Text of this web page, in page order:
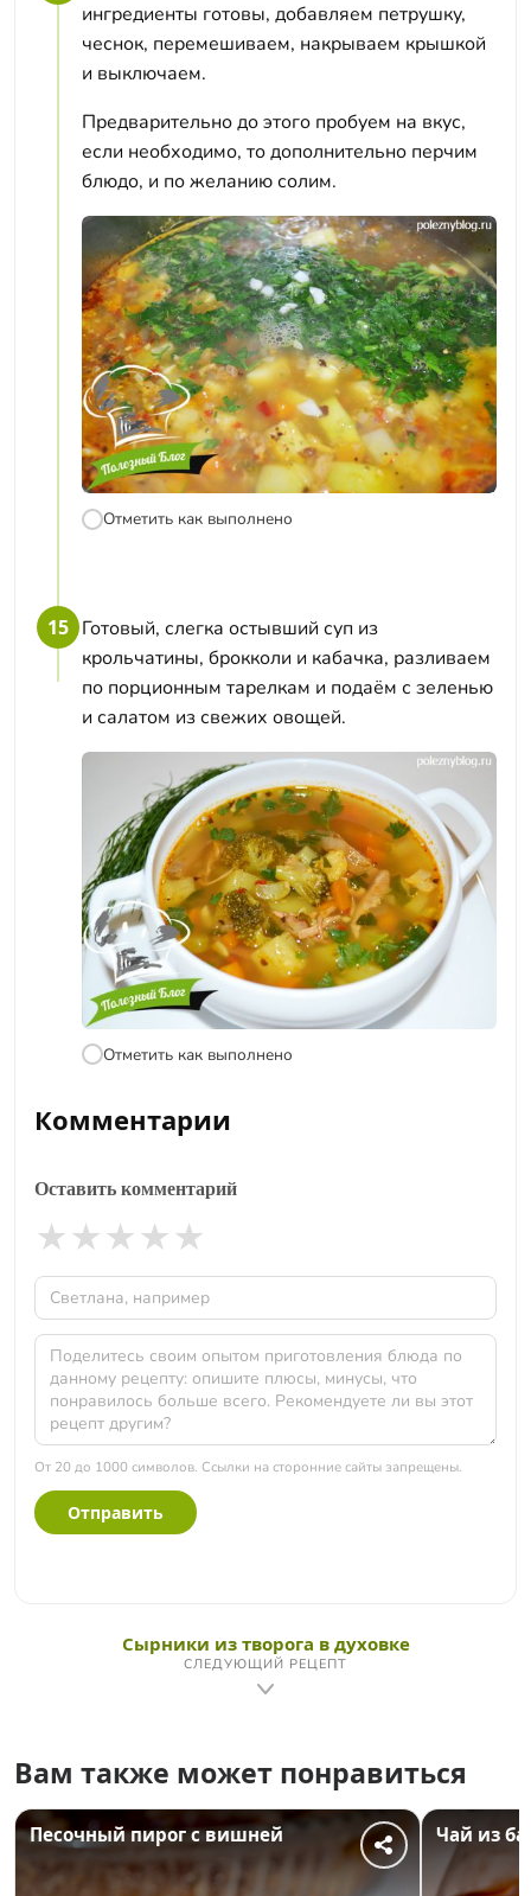
ингредиенты готовы, добавляем петрушку,
чеснок, перемешиваем, накрываем крышкой
и выключаем.
Предварительно до этого пробуем на вкус,
если необходимо, то дополнительно перчим
блюдо, и по желанию солим.
Отметить как выполнено
15 Готовый, слегка остывший суп из
крольчатины, брокколи и кабачка, разливаем
по порционным тарелкам и подаём с зеленью
и салатом из свежих овощей.
Отметить как выполнено
Комментарии
Оставить комментарий
★★★★★
От 20 до 1000 символов. Ссылки на сторонние сайты запрещены.
Отправить
Сырники из творога в духовке
СЛЕДУЮЩИЙ РЕЦЕПТ
Вам также может понравиться
Песочный пирог с вишней Чай из